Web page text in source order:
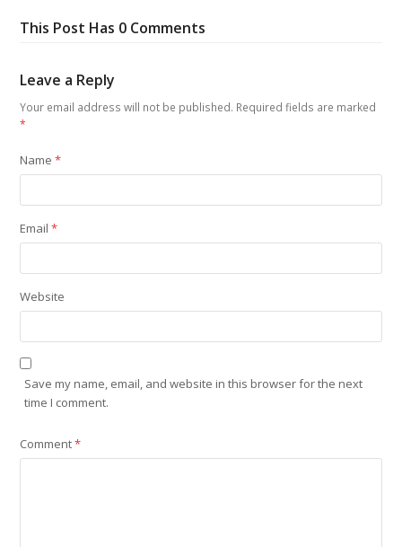
This Post Has 0 Comments
Leave a Reply
Your email address will not be published. Required fields are marked
*
Name*
Email*
Website
Save my name, email, and website in this browser for the next
time I comment.
Comment*